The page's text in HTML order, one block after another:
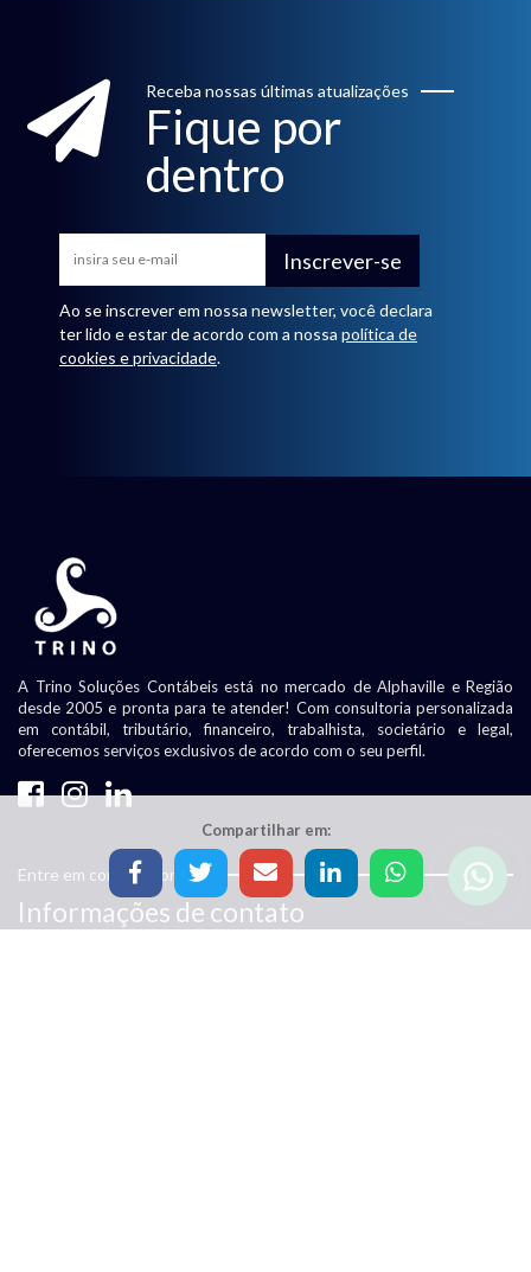
Compartilhar em:
Receba nossas últimas atualizações
Fique por
dentro
Inscrever-se
Ao se inscrever em nossa newsletter, você declara
ter lido e estar de acordo com a nossa política de
cookies e privacidade.
A Trino Soluções Contábeis está no mercado de Alphaville e Região
desde 2005 e pronta para te atender! Com consultoria personalizada
em contábil, tributário, financeiro, trabalhista, societário e legal,
oferecemos serviços exclusivos de acordo com o seu perfil.
Entre em contato conosco
Informações de contato